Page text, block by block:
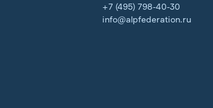
+7 (495) 798-40-30
info@alpfederation.ru